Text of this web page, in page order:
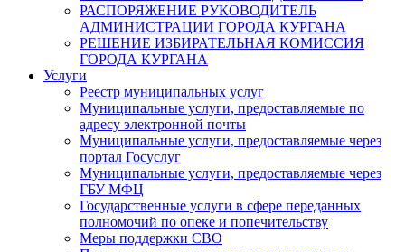
РАСПОРЯЖЕНИЕ РУКОВОДИТЕЛЬ
АДМИНИСТРАЦИИ ГОРОДА КУРГАНА
РЕШЕНИЕ ИЗБИРАТЕЛЬНАЯ КОМИССИЯ
ГОРОДА КУРГАНА
Услуги
Реестр муниципальных услуг
Муниципальные услуги, предоставляемые по
адресу электронной почты
Муниципальные услуги, предоставляемые через
портал Госуслуг
Муниципальные услуги, предоставляемые через
ГБУ МФЦ
Государственные услуги в сфере переданных
полномочий по опеке и попечительству
Меры поддержки СВО